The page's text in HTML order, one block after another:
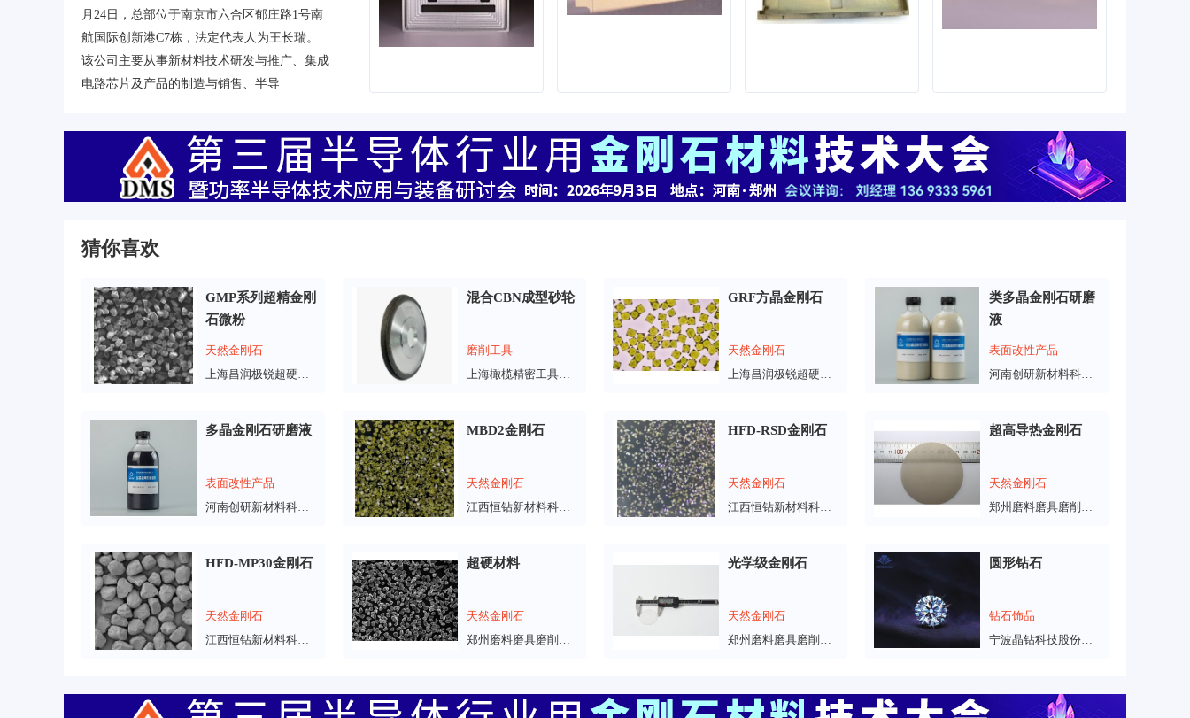
月24日，总部位于南京市六合区郁庄路1号南
航国际创新港C7栋，法定代表人为王长瑞。
该公司主要从事新材料技术研发与推广、集成
电路芯片及产品的制造与销售、半导
猜你喜欢
GMP系列超精金刚
石微粉
天然金刚石
上海昌润极锐超硬材料有限公司
混合CBN成型砂轮
磨削工具
上海橄榄精密工具有限公司
GRF方晶金刚石
天然金刚石
上海昌润极锐超硬材料有限公司
类多晶金刚石研磨
液
表面改性产品
河南创研新材料科技有限公司
多晶金刚石研磨液
表面改性产品
河南创研新材料科技有限公司
MBD2金刚石
天然金刚石
江西恒钻新材料科技有限公司
HFD-RSD金刚石
天然金刚石
江西恒钻新材料科技有限公司
超高导热金刚石
天然金刚石
郑州磨料磨具磨削研究所有限公司
HFD-MP30金刚石
天然金刚石
江西恒钻新材料科技有限公司
超硬材料
天然金刚石
郑州磨料磨具磨削研究所有限公司
光学级金刚石
天然金刚石
郑州磨料磨具磨削研究所有限公司
圆形钻石
钻石饰品
宁波晶钻科技股份有限公司